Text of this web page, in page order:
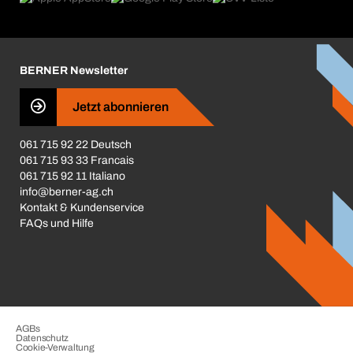
Business Conduct
BERNER Newsletter
Jetzt abonnieren
061 715 92 22 Deutsch
061 715 93 33 Francais
061 715 92 11 Italiano
info@berner-ag.ch
Kontakt & Kundenservice
FAQs und Hilfe
AGBs
Datenschutz
Cookie-Verwaltung